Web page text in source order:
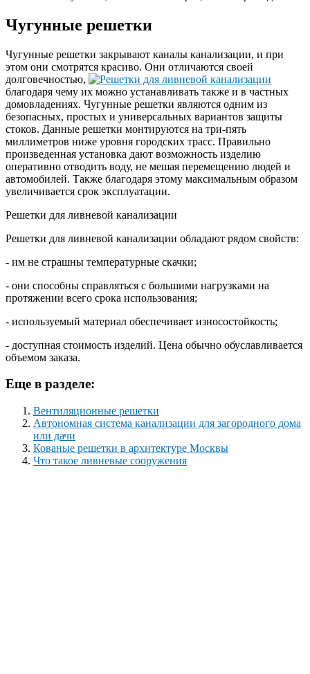
Чугунные решетки
Чугунные решетки закрывают каналы канализации, и при
этом они смотрятся красиво. Они отличаются своей
долговечностью,
благодаря чему их можно устанавливать также и в частных
домовладениях. Чугунные решетки являются одним из
безопасных, простых и универсальных вариантов защиты
стоков. Данные решетки монтируются на три-пять
миллиметров ниже уровня городских трасс. Правильно
произведенная установка дают возможность изделию
оперативно отводить воду, не мешая перемещению людей и
автомобилей. Также благодаря этому максимальным образом
увеличивается срок эксплуатации.
Решетки для ливневой канализации
Решетки для ливневой канализации обладают рядом свойств:
- им не страшны температурные скачки;
- они способны справляться с большими нагрузками на
протяжении всего срока использования;
- используемый материал обеспечивает износостойкость;
- доступная стоимость изделий. Цена обычно обуславливается
объемом заказа.
Еще в разделе:
Вентиляционные решетки
Автономная система канализации для загородного дома
или дачи
Кованые решетки в архитектуре Москвы
Что такое ливневые сооружения